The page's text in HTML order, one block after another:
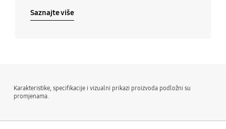
Saznajte više
Karakteristike, specifikacije i vizualni prikazi proizvoda podložni su
promjenama.